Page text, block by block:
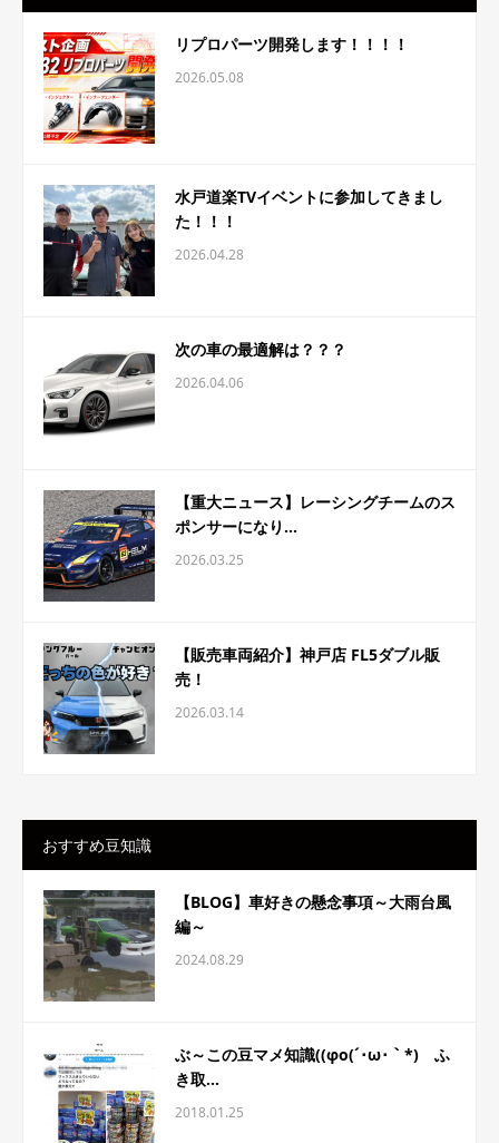
リプロパーツ開発します！！！！
2026.05.08
水戸道楽TVイベントに参加してきまし
た！！！
2026.04.28
次の車の最適解は？？？
2026.04.06
【重大ニュース】レーシングチームのス
ポンサーになり...
2026.03.25
【販売車両紹介】神戸店 FL5ダブル販
売！
2026.03.14
おすすめ豆知識
【BLOG】車好きの懸念事項～大雨台風
編～
2024.08.29
ぶ～この豆マメ知識((φo(´･ω･｀*) ふ
き取...
2018.01.25